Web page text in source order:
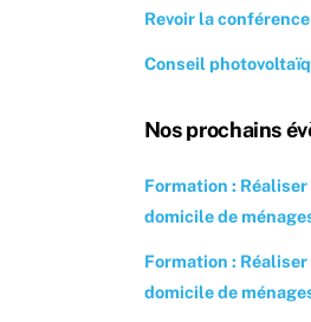
Revoir la
Conseil
Nos prochains
Formation :
domicile de
Formation :
domicile de